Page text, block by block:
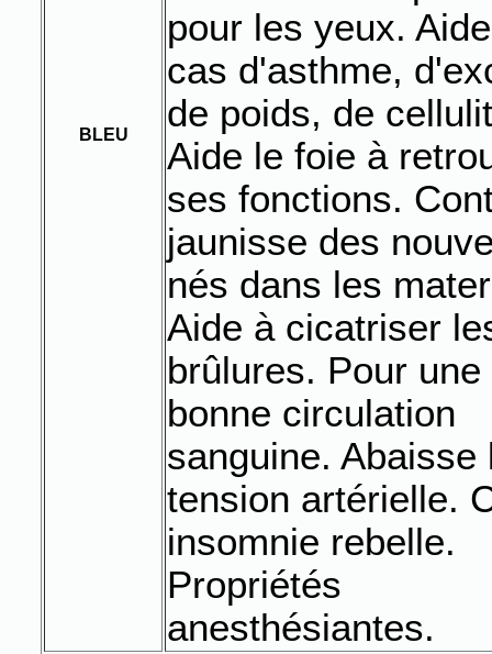
BLEU
pour les yeux.
cas d'asthme,
de poids, de
Aide le foie à
ses fonctions.
jaunisse des
nés dans les
Aide à cicatriser
brûlures. Pour une
bonne circulation
sanguine. Abaisse
tension artérielle.
insomnie rebelle.
Propriétés
anesthésiantes.